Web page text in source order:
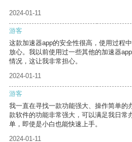
2024-01-11
游客
这款加速器app的安全性很高，使用过程
放心。我以前使用过一些其他的加速器
情况，这让我非常担心。
2024-01-11
游客
我一直在寻找一款功能强大、操作简单的
款软件的功能非常强大，可以满足我日常
单，即使是小白也能快速上手。
2024-01-11